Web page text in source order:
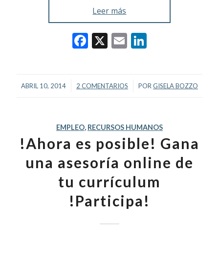
Leer más
Facebook
X EmailLinkedIn
ABRIL 10, 2014
/ 2 COMENTARIOS
/ POR GISELA BOZZO
EMPLEO, RECURSOS HUMANOS
!Ahora es posible! Gana
una asesoría online de
tu currículum
!Participa!